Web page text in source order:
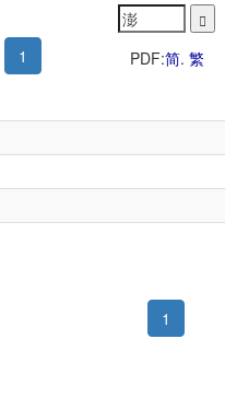
1 PDF:简. 繁
1